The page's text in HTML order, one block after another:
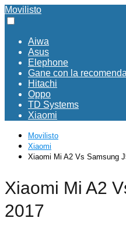
Movilisto
Aiwa
Asus
Elephone
Gane con la
Hitachi
Oppo
TD Systems
Xiaomi
Movilisto
Xiaomi
Xiaomi Mi A2 Vs Samsung
Xiaomi Mi A2
2017